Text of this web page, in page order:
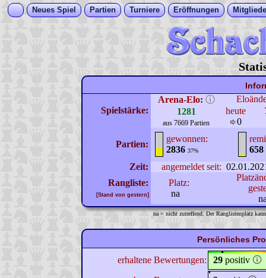
Neues Spiel Partien Turniere Eröffnungen
Spielstärke:
Arena-Elo: ⓘ
1281
aus 7669 Partien
heute
0
Partien:
gewonnen:
2836 37%
658
Zeit:
angemeldet seit:
Rangliste:
[Stand von gestern]
Platz:
na
na = nicht zutreffend. Der Ranglistenplatz
Persönliches
erhaltene Bewertungen: 29 positiv 🛈